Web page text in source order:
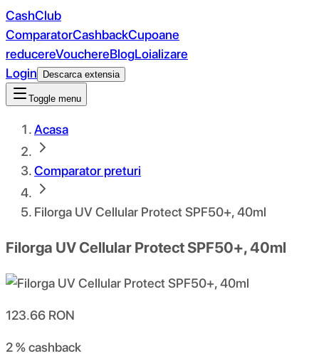
CashClub
ComparatorCashbackCupoane
reducereVouchereBlogLoializare
Login
Descarca extensia
Toggle menu
Acasa
Comparator preturi
Filorga UV Cellular Protect SPF50+, 40ml
Filorga UV Cellular Protect SPF50+, 40ml
123.66 RON
2 %cashback